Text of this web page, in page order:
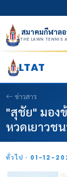
สมาคมกีฬาล
THE LAWN TENNIS
LTAT
ข่าวสาร
"สุชัย" มอง
หวดเยาวช
ทั่วไป · 01-12-